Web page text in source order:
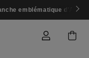
emblématique d'Andy